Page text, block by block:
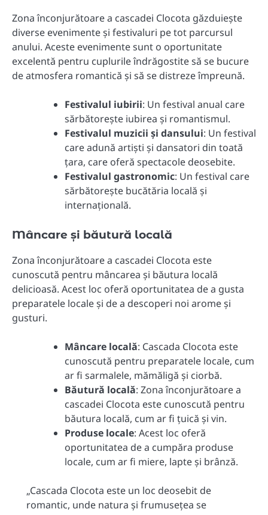
Zona înconjurătoare a cascadei Clocota găzduiește
diverse evenimente și festivaluri pe tot parcursul
anului. Aceste evenimente sunt o oportunitate
excelentă pentru cuplurile îndrăgostite să se bucure
de atmosfera romantică și să se distreze împreună.
Festivalul iubirii: Un festival anual care
sărbătorește iubirea și romantismul.
Festivalul muzicii și dansului: Un festival
care adună artiști și dansatori din toată
țara, care oferă spectacole deosebite.
Festivalul gastronomic: Un festival care
sărbătorește bucătăria locală și
internațională.
Mâncare și băutură locală
Zona înconjurătoare a cascadei Clocota este
cunoscută pentru mâncarea și băutura locală
delicioasă. Acest loc oferă oportunitatea de a gusta
preparatele locale și de a descoperi noi arome și
gusturi.
Mâncare locală: Cascada Clocota este
cunoscută pentru preparatele locale, cum
ar fi sarmalele, mămăligă și ciorbă.
Băutură locală: Zona înconjurătoare a
cascadei Clocota este cunoscută pentru
băutura locală, cum ar fi țuică și vin.
Produse locale: Acest loc oferă
oportunitatea de a cumpăra produse
locale, cum ar fi miere, lapte și brânză.
„Cascada Clocota este un loc deosebit de
romantic, unde natura și frumusețea se